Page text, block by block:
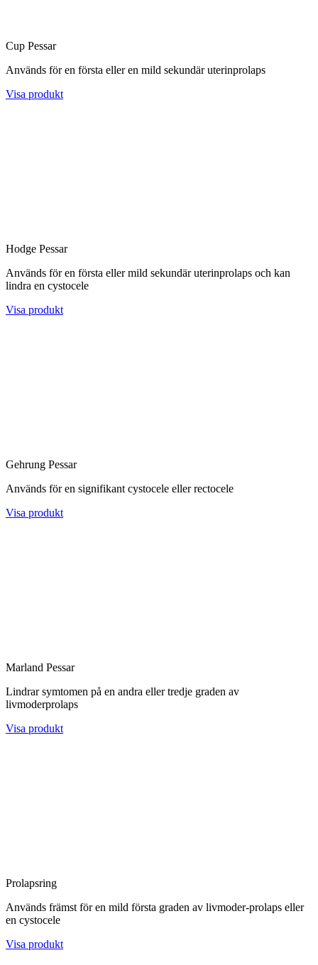
Cup Pessar
Används för en första eller en mild sekundär uterinprolaps
Visa produkt
Hodge Pessar
Används för en första eller mild sekundär uterinprolaps och kan
lindra en cystocele
Visa produkt
Gehrung Pessar
Används för en signifikant cystocele eller rectocele
Visa produkt
Marland Pessar
Lindrar symtomen på en andra eller tredje graden av
livmoderprolaps
Visa produkt
Prolapsring
Används främst för en mild första graden av livmoder-prolaps eller
en cystocele
Visa produkt